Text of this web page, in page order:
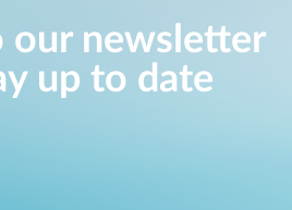
our newsletter
up to date